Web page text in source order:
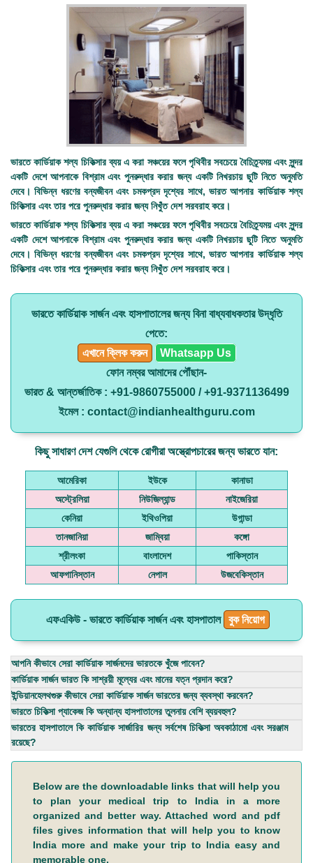
ভারতে কার্ডিয়াক শল্য চিকিত্সার ব্যয়এ করা সঞ্চয়ের ফলে পৃথিবীর সবচেয়ে বৈচিত্র্যময় এবং সুন্দর
একটি দেশে আপনাকে বিশ্রাম এবং পুনরুদ্ধার করার জন্য একটি নিখরচায় ছুটি নিতে অনুমতি
দেবে। বিভিন্ন ধরণের বন্যজীবন এবং চমকপ্রদ দৃশ্যের সাথে, ভারত আপনার কার্ডিয়াক শল্য
চিকিত্সার এবং তার পরে পুনরুদ্ধার করার জন্য নিখুঁত দেশ সরবরাহ করে।
ভারতে কার্ডিয়াক শল্য চিকিত্সার ব্যয়এ করা সঞ্চয়ের ফলে পৃথিবীর সবচেয়ে বৈচিত্র্যময় এবং সুন্দর
একটি দেশে আপনাকে বিশ্রাম এবং পুনরুদ্ধার করার জন্য একটি নিখরচায় ছুটি নিতে অনুমতি
দেবে। বিভিন্ন ধরণের বন্যজীবন এবং চমকপ্রদ দৃশ্যের সাথে, ভারত আপনার কার্ডিয়াক শল্য
চিকিত্সার এবং তার পরে পুনরুদ্ধার করার জন্য নিখুঁত দেশ সরবরাহ করে।
ভারতে কার্ডিয়াক সার্জন এবং হাসপাতালের জন্য বিনা বাধ্যবাধকতার উদ্ধৃতি
পেতে:
এখানে ক্লিক করুন
Whatsapp Us
ফোন নম্বর আমাদের পৌঁছান-
ভারত & আন্তর্জাতিক : +91-9860755000 / +91-9371136499
ইমেল : contact@indianhealthguru.com
কিছু সাধারণ দেশ যেগুলি থেকে রোগীরা অস্ত্রোপচারের জন্য ভারতে যান:
আমেরিকা ইউকে
কানাডা
অস্ট্রেলিয়া
নিউজিল্যান্ড
নাইজেরিয়া
কেনিয়া
ইথিওপিয়া
উগান্ডা
তানজানিয়া
জাম্বিয়া
কঙ্গো
শ্রীলংকা
বাংলাদেশ
পাকিস্তান
আফগানিস্তান
নেপাল উজবেকিস্তান
এফএকিউ - ভারতে কার্ডিয়াক সার্জন এবং হাসপাতাল বুক নিয়োগ
আপনি কীভাবে সেরা কার্ডিয়াক সার্জনদের ভারতকে খুঁজে পাবেন?
কার্ডিয়াক সার্জন ভারত কি সাশ্রয়ী মূল্যের এবং মানের যত্ন প্রদান করে?
ইন্ডিয়ানহেলথগুরু কীভাবে সেরা কার্ডিয়াক সার্জন ভারতের জন্য ব্যবস্থা করবেন?
ভারতে চিকিত্সা প্যাকেজ কি অন্যান্য হাসপাতালের তুলনায় বেশি ব্যয়বহুল?
ভারতের হাসপাতালে কি কার্ডিয়াক সার্জারির জন্য সর্বশেষ চিকিত্সা অবকাঠামো এবং সরঞ্জাম
রয়েছে?
Below are the downloadable links that will help you
to plan your medical trip to India in a more
organized and better way. Attached word and pdf
files gives information that will help you to know
India more and make your trip to India easy and
memorable one.